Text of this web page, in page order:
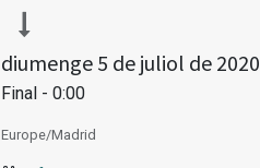
diumenge 5 de juliol de 2020
Final - 0:00
Europe/Madrid